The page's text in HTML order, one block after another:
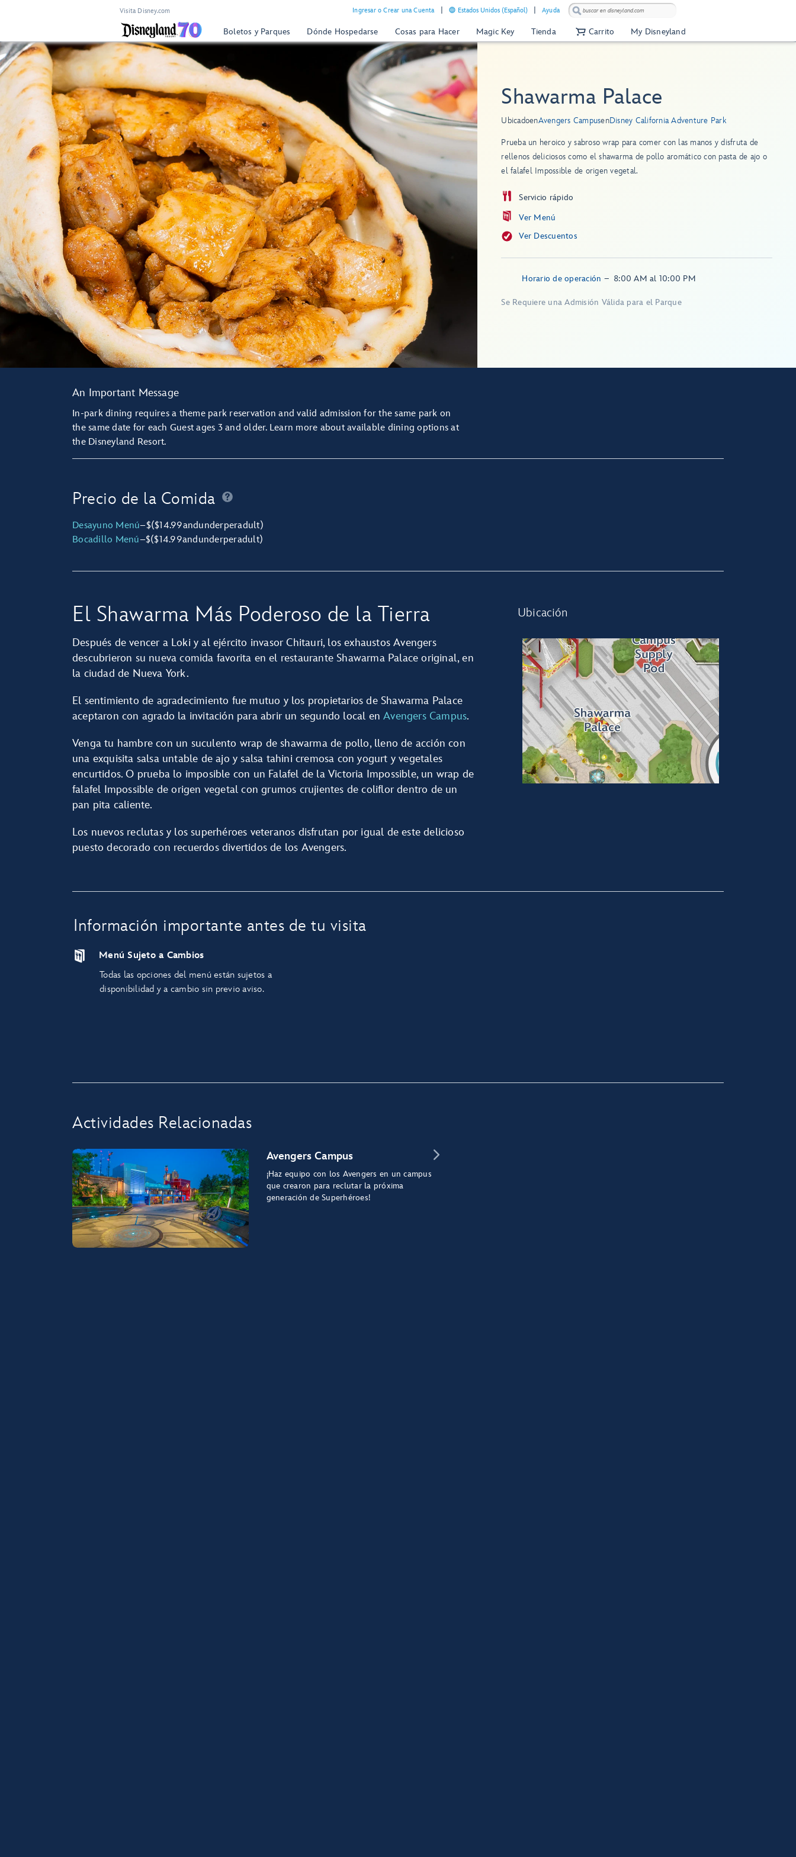
Visita Disney.com Ingresar o Crear una Cuenta Estados Unidos (Español) Ayuda
Boletos y Parques Dónde Hospedarse Cosas para Hacer Magic Key Tienda Carrito My Disneyland
Shawarma Palace
UbicadoenAvengers CampusenDisney California Adventure Park
Prueba un heroico y sabroso wrap para comer con las manos y disfruta de
rellenos deliciosos como el shawarma de pollo aromático con pasta de ajo o
el falafel Impossible de origen vegetal.
Ver Menú
Servicio rápido
Ver Descuentos
Horario de operación – 8:00 AM al 10:00 PM
Se Requiere una Admisión Válida para el Parque
An Important Message
In-park dining requires a theme park reservation and valid admission for the same park on
the same date for each Guest ages 3 and older. Learn more about available dining options at
the Disneyland Resort.
Precio de la Comida
Desayuno Menú–$($14.99andunderperadult)
Bocadillo Menú–$($14.99andunderperadult)
El Shawarma Más Poderoso de la Tierra
Después de vencer a Loki y al ejército invasor Chitauri, los exhaustos Avengers
descubrieron su nueva comida favorita en el restaurante Shawarma Palace original, en
la ciudad de Nueva York.
El sentimiento de agradecimiento fue mutuo y los propietarios de Shawarma Palace
aceptaron con agrado la invitación para abrir un segundo local enAvengers Campus.
Venga tu hambre con un suculento wrap de shawarma de pollo, lleno de acción con
una exquisita salsa untable de ajo y salsa tahini cremosa con yogurt y vegetales
encurtidos. O prueba lo imposible con un Falafel de la Victoria Impossible, un wrap de
falafel Impossible de origen vegetal con grumos crujientes de coliflor dentro de un
pan pita caliente.
Los nuevos reclutas y los superhéroes veteranos disfrutan por igual de este delicioso
puesto decorado con recuerdos divertidos de los Avengers.
Ubicación
Información importante antes de tu visita
Menú Sujeto a Cambios
Todas las opciones del menú están sujetos a
disponibilidad y a cambio sin previo aviso.
Actividades Relacionadas
Avengers Campus
¡Haz equipo con los Avengers en un campus
que crearon para reclutar la próxima
generación de Superhéroes!